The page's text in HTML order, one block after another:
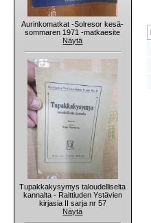
Aurinkomatkat -Solresor kesä-
sommaren 1971 -matkaesite
Näytä
Tupakkakysymys taloudelliselta
kannalta - Raittiuden Ystävien
kirjasia II sarja nr 57
Näytä